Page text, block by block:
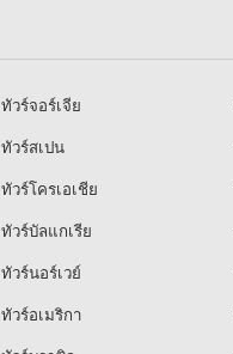
ทัวร์จอร์เจีย
ทัวร์สเปน
ทัวร์โครเอเชีย
ทัวร์บัลแกเรีย
ทัวร์นอร์เวย์
ทัวร์อเมริกา